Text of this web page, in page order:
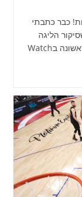
כבר כתבתי
הליגה
מזכה אותי ואחרי שרק לפני יומיים הייתי פעם ראשונה בWatch